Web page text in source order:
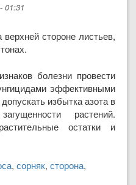
01:31
стороне листьев,
болезни провести
эффективными
избытка азота в
растений.
остатки и
, сорняк, сторона,